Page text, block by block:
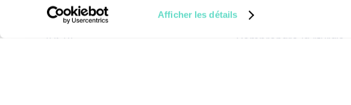
Afficher les détails
Générations Laudato Si’
Agenda Culturel
JDS.tv
Les recettes et traditions
Comprendre la liturgie